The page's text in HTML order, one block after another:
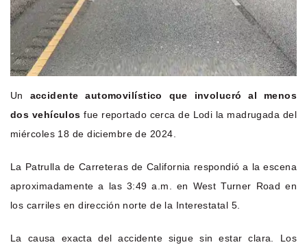
Un accidente automovilístico que involucró al menos
dos vehículos fue reportado cerca de Lodi la madrugada del
miércoles 18 de diciembre de 2024.
La Patrulla de Carreteras de California respondió a la escena
aproximadamente a las 3:49 a.m. en West Turner Road en
los carriles en dirección norte de la Interestatal 5.
La causa exacta del accidente sigue sin estar clara. Los